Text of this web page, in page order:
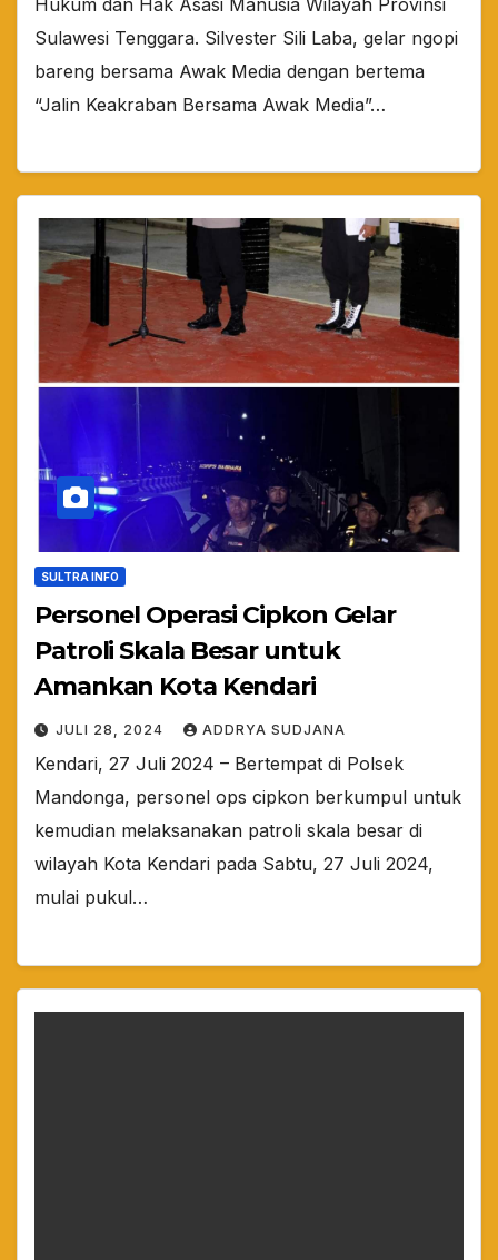
Sulawesi Tenggara. Silvester Sili Laba, gelar ngopi
bareng bersama Awak Media dengan bertema
“Jalin Keakraban Bersama Awak Media”…
SULTRA INFO
Personel Operasi Cipkon Gelar
Patroli Skala Besar untuk
Amankan Kota Kendari
JULI 28, 2024 ADDRYA SUDJANA
Kendari, 27 Juli 2024 – Bertempat di Polsek
Mandonga, personel ops cipkon berkumpul untuk
kemudian melaksanakan patroli skala besar di
wilayah Kota Kendari pada Sabtu, 27 Juli 2024,
mulai pukul…